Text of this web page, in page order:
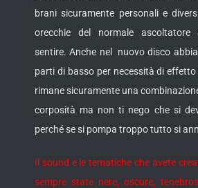
brani sicuramente personali e
orecchie del normale
sentire. Anche nel nuovo disco
parti di basso per necessità di effetto
rimane sicuramente una
corposità ma non ti nego che si
perché se si pompa troppo tutto si
Il sound e le tematiche che avete
sempre state nere, oscure,